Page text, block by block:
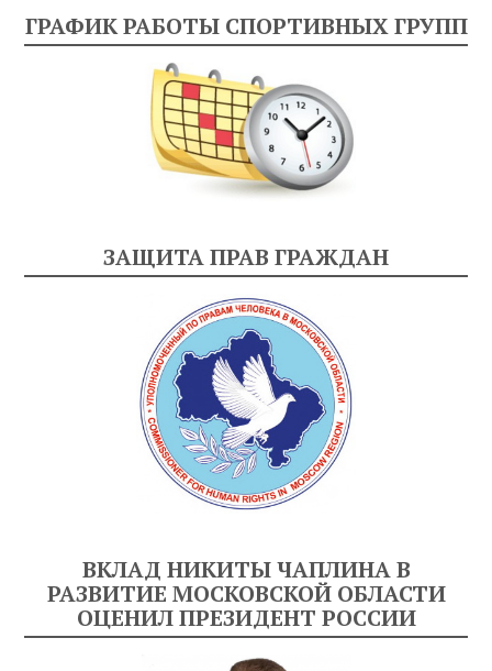
ГРАФИК РАБОТЫ СПОРТИВНЫХ ГРУПП
ЗАЩИТА ПРАВ ГРАЖДАН
ВКЛАД НИКИТЫ ЧАПЛИНА В
РАЗВИТИЕ МОСКОВСКОЙ ОБЛАСТИ
ОЦЕНИЛ ПРЕЗИДЕНТ РОССИИ